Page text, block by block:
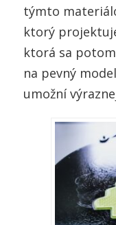
týmto
ktorý
ktorá sa
na pevný
umožní